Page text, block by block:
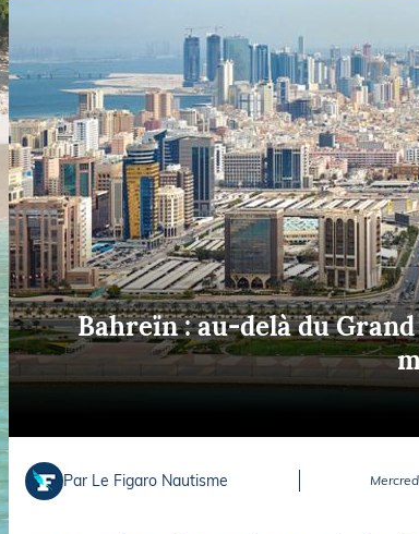
Equipements
Salons
Economie
Yachting
America's Cup
LOISIRS
Pêche en mer
Plongée
Glisse
Bahreïn : au-delà du
Par Le Figaro Nautisme